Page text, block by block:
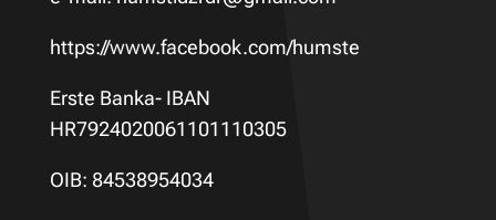
https://www.facebook.com/humste
Erste Banka- IBAN
HR7924020061101110305
OIB: 84538954034